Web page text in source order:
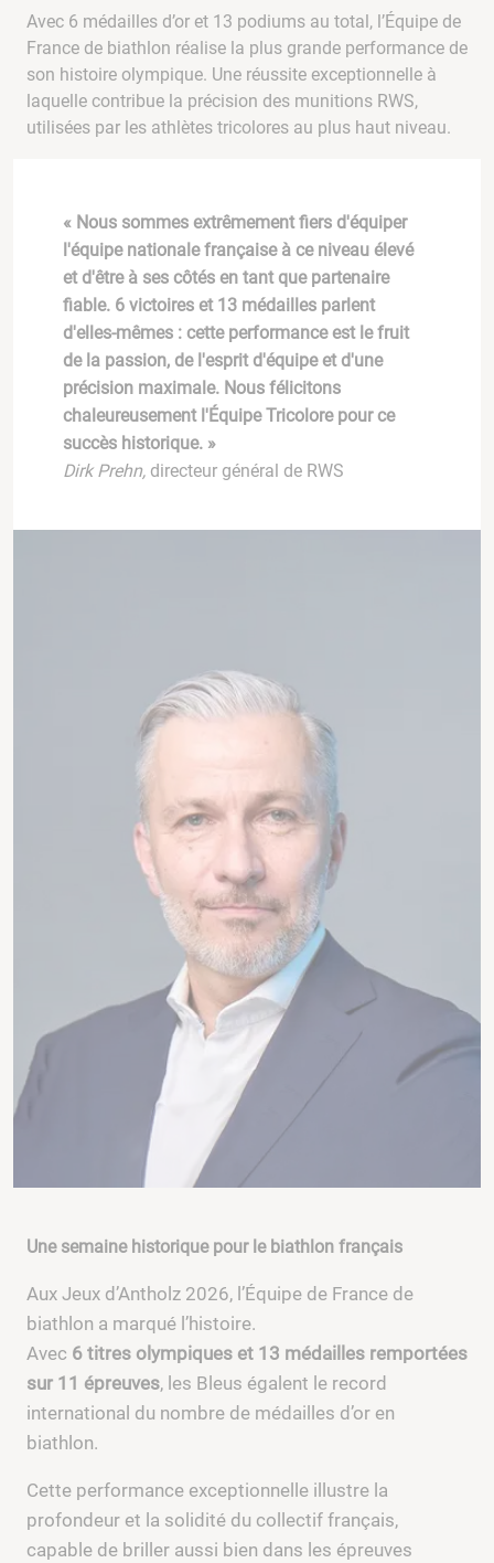
Avec 6 médailles d’or et 13 podiums au total, l’Équipe de
France de biathlon réalise la plus grande performance de
son histoire olympique. Une réussite exceptionnelle à
laquelle contribue la précision des munitions RWS,
utilisées par les athlètes tricolores au plus haut niveau.
« Nous sommes extrêmement fiers d'équiper
l'équipe nationale française à ce niveau élevé
et d'être à ses côtés en tant que partenaire
fiable. 6 victoires et 13 médailles parlent
d'elles-mêmes : cette performance est le fruit
de la passion, de l'esprit d'équipe et d'une
précision maximale. Nous félicitons
chaleureusement l'Équipe Tricolore pour ce
succès historique. »
Dirk Prehn, directeur général de RWS
Une semaine historique pour le biathlon français
Aux Jeux d’Antholz 2026, l’Équipe de France de
biathlon a marqué l’histoire.
Avec 6 titres olympiques et 13 médailles remportées
sur 11 épreuves, les Bleus égalent le record
international du nombre de médailles d’or en
biathlon.
Cette performance exceptionnelle illustre la
profondeur et la solidité du collectif français,
capable de briller aussi bien dans les épreuves